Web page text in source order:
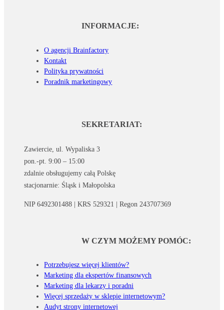
INFORMACJE:
O agencji Brainfactory
Kontakt
Polityka prywatności
Poradnik marketingowy
SEKRETARIAT:
Zawiercie, ul. Wypaliska 3
pon.-pt. 9:00 – 15:00
zdalnie obsługujemy całą Polskę
stacjonarnie: Śląsk i Małopolska
NIP 6492301488 | KRS 529321 | Regon 243707369
W CZYM MOŻEMY POMÓC:
Potrzebujesz więcej klientów?
Marketing dla ekspertów finansowych
Marketing dla lekarzy i poradni
Więcej sprzedaży w sklepie internetowym?
Audyt strony internetowej